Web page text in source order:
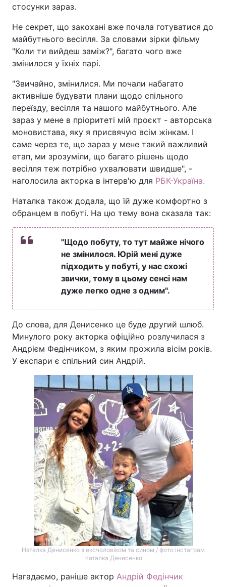
стосунки зараз.
Не секрет, що закохані вже почала готуватися до
майбутнього весілля. За словами зірки фільму
"Коли ти вийдеш заміж?", багато чого вже
змінилося у їхніх парі.
"Звичайно, змінилися. Ми почали набагато
активніше будувати плани щодо спільного
переїзду, весілля та нашого майбутнього. Але
зараз у мене в пріоритеті мій проєкт - авторська
моновистава, яку я присвячую всім жінкам. І
саме через те, що зараз у мене такий важливий
етап, ми зрозуміли, що багато рішень щодо
весілля теж потрібно ухвалювати швидше", -
наголосила акторка в інтерв'ю для РБК-Україна.
Наталка також додала, що їй дуже комфортно з
обранцем в побуті. На цю тему вона сказала так:
"Щодо побуту, то тут майже нічого
не змінилося. Юрій мені дуже
підходить у побуті, у нас схожі
звички, тому в цьому сенсі нам
дуже легко одне з одним".
До слова, для Денисенко це буде другий шлюб.
Минулого року акторка офіційно розлучилася з
Андрієм Федінчиком, з яким прожила вісім років.
У експари є спільний син Андрій.
Наталка Денисенко з ексчоловіком та сином / фото інстаграм
Наталка Денисенко
Нагадаємо, раніше актор Андрій Федінчик